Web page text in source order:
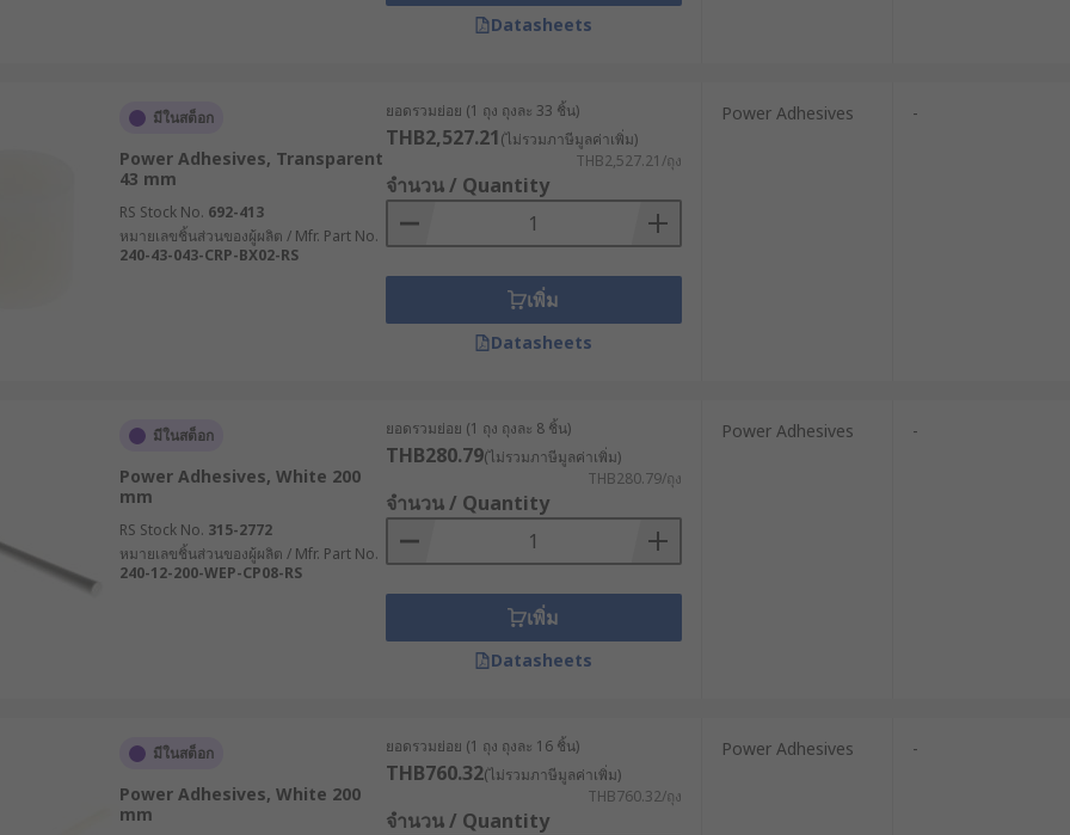
contains no hazardous chemicals, does not produce fumes and is water-soluble so is very
adhesive used for bonding small items. The double-sided glue dots bond instantly, create less
glues, and cause less waste. Acid free glue dots can be used on most surfaces such as
precise application. Hot melt glue stick are inserted into a glue gun which heats and
using a transfer tape.
Datasheets
มีในสต็อก
Power Adhesives, Transparent
43 mm
RS Stock No. 692-413
หมายเลขชิ้นส่วนของผู้ผลิต / Mfr. Part No.
240-43-043-CRP-BX02-RS
ยอดรวมย่อย (1 ถุง ถุงละ 33 ชิ้น)
THB2,527.21(ไม่รวมภาษีมูลค่าเพิ่ม)
THB2,527.21/ถุง
จำนวน / Quantity
เพิ่ม
Datasheets
Power Adhesives -
มีในสต็อก
Power Adhesives, White 200
mm
RS Stock No. 315-2772
หมายเลขชิ้นส่วนของผู้ผลิต / Mfr. Part No.
240-12-200-WEP-CP08-RS
ยอดรวมย่อย (1 ถุง ถุงละ 8 ชิ้น)
THB280.79(ไม่รวมภาษีมูลค่าเพิ่ม)
THB280.79/ถุง
จำนวน / Quantity
เพิ่ม
Datasheets
Power Adhesives -
มีในสต็อก
Power Adhesives, White 200
mm
ยอดรวมย่อย (1 ถุง ถุงละ 16 ชิ้น)
THB760.32(ไม่รวมภาษีมูลค่าเพิ่ม)
THB760.32/ถุง
จำนวน / Quantity
Power Adhesives -